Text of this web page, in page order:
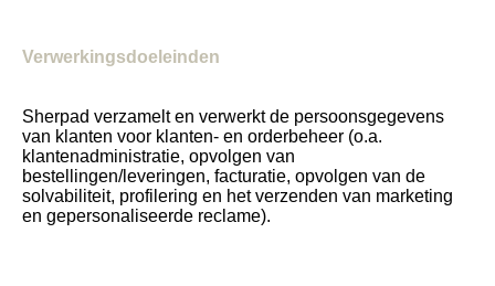
Verwerkingsdoeleinden
Sherpad verzamelt en verwerkt de persoonsgegevens
van klanten voor klanten- en orderbeheer (o.a.
klantenadministratie, opvolgen van
bestellingen/leveringen, facturatie, opvolgen van de
solvabiliteit, profilering en het verzenden van marketing
en gepersonaliseerde reclame).